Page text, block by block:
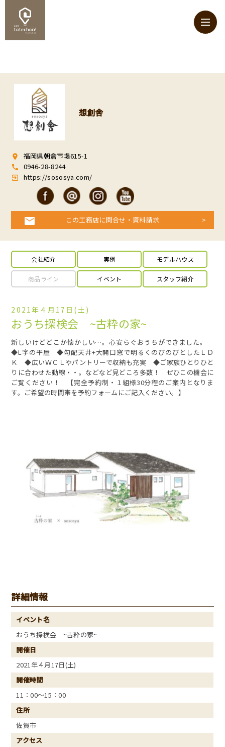
想創舎
room 福岡県朝倉市堤615-1
call 0946-28-8244
exit_to_app https://sososya.com/
この工務店に問合せ・資料請求
会社紹介 実例 モデルハウス
商品ライン イベント スタッフ紹介
2021年４月17日(土)
おうち探検会 ~古粋の家~
新しいけどどこか懐かしい…。心安らぐおうちができました。
◆L字の平屋 ◆勾配天井+大開口窓で明るくのびのびとしたＬＤ
Ｋ ◆広いＷＣＬやパントリーで収納も充実 ◆ご家族ひとりひと
りに合わせた動線・・。などなど見どころ多数！ ぜひこの機会に
ご覧ください！ 【完全予約制・１組様30分程のご案内となりま
す。ご希望の時間帯を予約フォームにご記入ください。】
詳細情報
イベント名
おうち探検会 ~古粋の家~
開催日
2021年４月17日(土)
開催時間
11：00～15：00
住所
佐賀市
アクセス